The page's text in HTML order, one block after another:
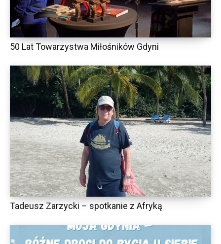
50 Lat Towarzystwa Miłośników Gdyni
Tadeusz Zarzycki – spotkanie z Afryką